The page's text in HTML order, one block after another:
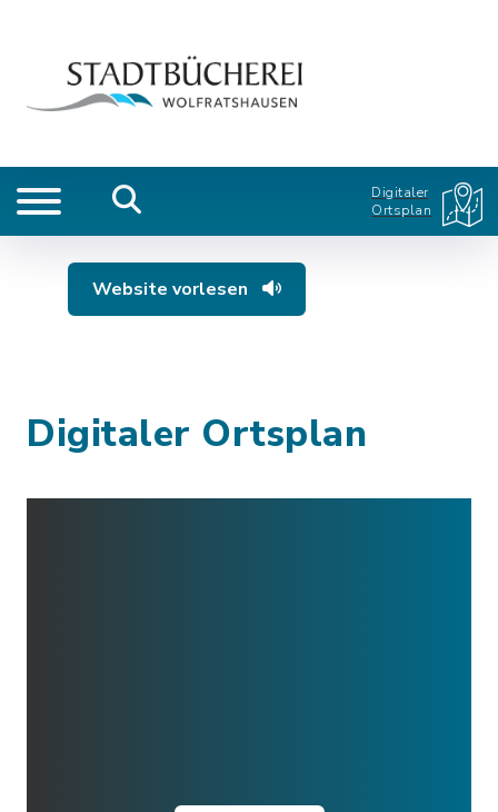
Digitaler
Ortsplan
Website vorlesen
Digitaler Ortsplan